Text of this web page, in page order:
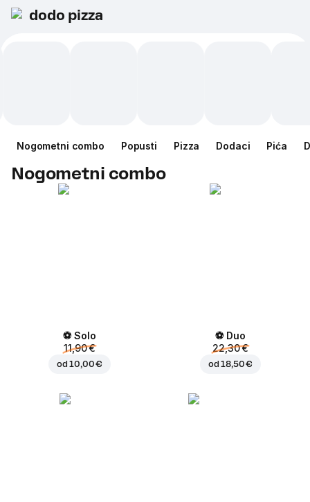
dodo pizza
Nogometni combo Popusti Pizza Dodaci Pića
Nogometni combo
⚽ Solo
11,90 €
od10,00 €
⚽ Duo
22,30 €
od18,50 €